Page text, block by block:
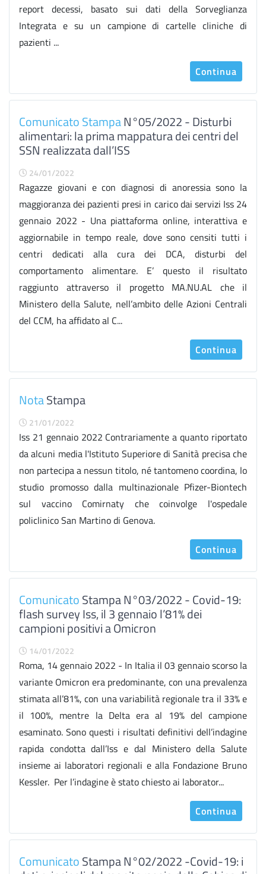
report decessi, basato sui dati della Sorveglianza
Integrata e su un campione di cartelle cliniche di
pazienti ...
Continua
Comunicato StampaN°05/2022 - Disturbi
alimentari: la prima mappatura dei centri del
SSN realizzata dall’ISS
24/01/2022
Ragazze giovani e con diagnosi di anoressia sono la
maggioranza dei pazienti presi in carico dai servizi Iss 24
gennaio 2022 - Una piattaforma online, interattiva e
aggiornabile in tempo reale, dove sono censiti tutti i
centri dedicati alla cura dei DCA, disturbi del
comportamento alimentare. E’ questo il risultato
raggiunto attraverso il progetto MA.NU.AL che il
Ministero della Salute, nell’ambito delle Azioni Centrali
del CCM, ha affidato al C...
Continua
NotaStampa
21/01/2022
Iss 21 gennaio 2022 Contrariamente a quanto riportato
da alcuni media l'Istituto Superiore di Sanità precisa che
non partecipa a nessun titolo, né tantomeno coordina, lo
studio promosso dalla multinazionale Pfizer-Biontech
sul vaccino Comirnaty che coinvolge l'ospedale
policlinico San Martino di Genova.
Continua
ComunicatoStampa N°03/2022 - Covid-19:
flash survey Iss, il 3 gennaio l’81% dei
campioni positivi a Omicron
14/01/2022
Roma, 14 gennaio 2022 - In Italia il 03 gennaio scorso la
variante Omicron era predominante, con una prevalenza
stimata all’81%, con una variabilità regionale tra il 33% e
il 100%, mentre la Delta era al 19% del campione
esaminato. Sono questi i risultati definitivi dell’indagine
rapida condotta dall’Iss e dal Ministero della Salute
insieme ai laboratori regionali e alla Fondazione Bruno
Kessler. Per l’indagine è stato chiesto ai laborator...
Continua
ComunicatoStampa N°02/2022 -Covid-19: i